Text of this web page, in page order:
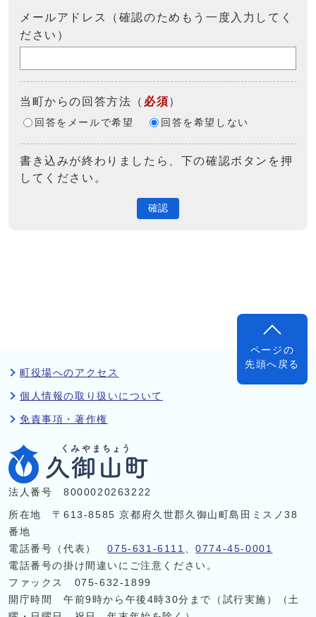
メールアドレス（確認のためもう一度入力してく
ださい）
当町からの回答方法 （ 必須）
回答をメールで希望 回答を希望しない
書き込みが終わりましたら、下の確認ボタンを押
してください。
確認
ページの
先頭へ戻る
町役場へのアクセス
個人情報の取り扱いについて
免責事項・著作権
法人番号 8000020263222
所在地 〒613-8585 京都府久世郡久御山町島田ミスノ38
番地
電話番号（代表）075-631-6111 、0774-45-0001
電話番号の掛け間違いにご注意ください。
ファックス 075-632-1899
開庁時間 午前9時から午後4時30分まで（試行実施）（土